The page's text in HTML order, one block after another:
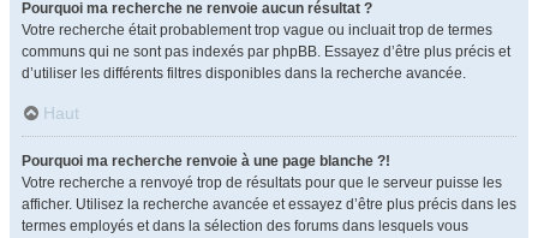
Pourquoi ma recherche ne renvoie aucun résultat ?
Votre recherche était probablement trop vague ou incluait trop de termes
communs qui ne sont pas indexés par phpBB. Essayez d’être plus précis et
d’utiliser les différents filtres disponibles dans la recherche avancée.
Haut
Pourquoi ma recherche renvoie à une page blanche ?!
Votre recherche a renvoyé trop de résultats pour que le serveur puisse les
afficher. Utilisez la recherche avancée et essayez d’être plus précis dans les
termes employés et dans la sélection des forums dans lesquels vous